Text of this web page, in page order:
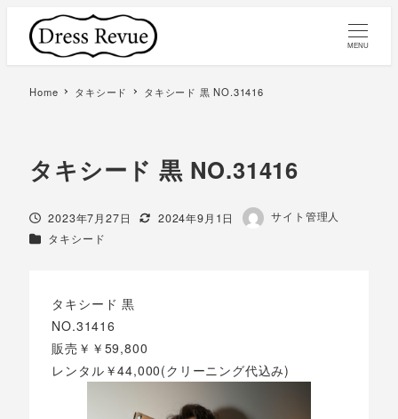
MENU
Home タキシード タキシード 黒 NO.31416
タキシード 黒 NO.31416
投稿日
2023年7月27日 更新日
2024年9月1日
著
サイト管理人
カテゴリー
タキシード
タキシード 黒
NO.31416
販売￥￥59,800
レンタル￥44,000(クリーニング代込み)